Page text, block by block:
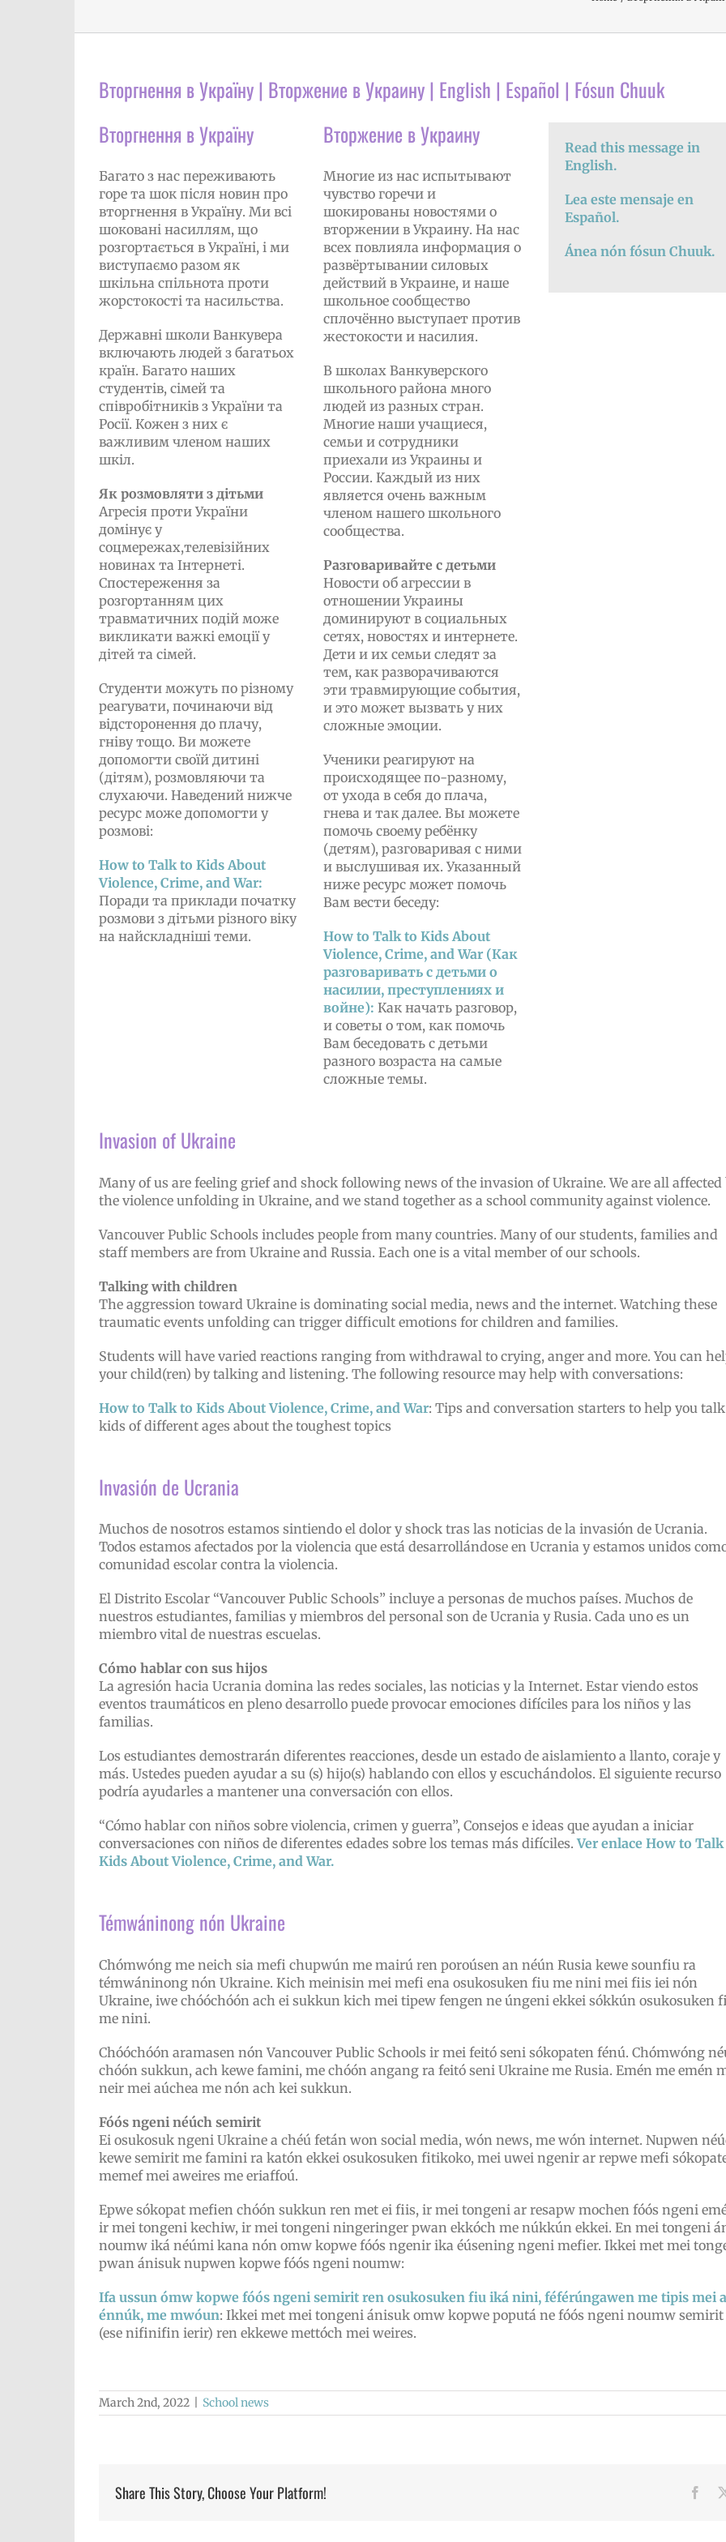
Вторгнення в Україну | Вторжение в Украину | English | Español | Fósun Chuuk
Вторгнення в Україну
Багато з нас переживають
горе та шок після новин про
вторгнення в Україну. Ми всі
шоковані насиллям, що
розгортається в Україні, і ми
виступаємо разом як
шкільна спільнота проти
жорстокості та насильства.
Державні школи Ванкувера
включають людей з багатьох
країн. Багато наших
студентів, сімей та
співробітників з України та
Росії. Кожен з них є
важливим членом наших
шкiл.
Як розмовляти з дітьми
Агресія проти України
домінує у
соцмережах,телевізійних
новинах та Інтернеті.
Спостереження за
розгортанням цих
травматичних подій може
викликати важкі емоції у
дітей та сімей.
Студенти можуть по різному
реагувати, починаючи від
відсторонення до плачу,
гніву тощо. Ви можете
допомогти своїй дитині
(дітям), розмовляючи та
слухаючи. Наведений нижче
ресурс може допомогти у
розмові:
How to Talk to Kids About
Violence, Crime, and War:
Поради та приклади початку
розмови з дітьми різного віку
на найскладніші теми.
Вторжение в Украину
Многие из нас испытывают
чувство горечи и
шокированы новостями о
вторжении в Украину. На нас
всех повлияла информация о
развёртывании силовых
действий в Украине, и наше
школьное сообщество
сплочённо выступает против
жестокости и насилия.
В школах Ванкуверского
школьного района много
людей из разных стран.
Многие наши учащиеся,
семьи и сотрудники
приехали из Украины и
России. Каждый из них
является очень важным
членом нашего школьного
сообщества.
Разговаривайте с детьми
Новости об агрессии в
отношении Украины
доминируют в социальных
сетях, новостях и интернете.
Дети и их семьи следят за
тем, как разворачиваются
эти травмирующие события,
и это может вызвать у них
сложные эмоции.
Ученики реагируют на
происходящее по-разному,
от ухода в себя до плача,
гнева и так далее. Вы можете
помочь своему ребёнку
(детям), разговаривая с ними
и выслушивая их. Указанный
ниже ресурс может помочь
Вам вести беседу:
How to Talk to Kids About
Violence, Crime, and War (Как
разговаривать с детьми о
насилии, преступлениях и
войне): Как начать разговор,
и советы о том, как помочь
Вам беседовать с детьми
разного возраста на самые
сложные темы.
Read this message in
English.
Lea este mensaje en
Español.
Ánea nón fósun Chuuk.
Invasion of Ukraine
Many of us are feeling grief and shock following news of the invasion of Ukraine. We are all affected
the violence unfolding in Ukraine, and we stand together as a school community against violence.
Vancouver Public Schools includes people from many countries. Many of our students, families and
staff members are from Ukraine and Russia. Each one is a vital member of our schools.
Talking with children
The aggression toward Ukraine is dominating social media, news and the internet. Watching these
traumatic events unfolding can trigger difficult emotions for children and families.
Students will have varied reactions ranging from withdrawal to crying, anger and more. You can
your child(ren) by talking and listening. The following resource may help with conversations:
How to Talk to Kids About Violence, Crime, and War: Tips and conversation starters to help you
kids of different ages about the toughest topics
Invasión de Ucrania
Muchos de nosotros estamos sintiendo el dolor y shock tras las noticias de la invasión de Ucrania.
Todos estamos afectados por la violencia que está desarrollándose en Ucrania y estamos unidos
comunidad escolar contra la violencia.
El Distrito Escolar “Vancouver Public Schools” incluye a personas de muchos países. Muchos de
nuestros estudiantes, familias y miembros del personal son de Ucrania y Rusia. Cada uno es un
miembro vital de nuestras escuelas.
Cómo hablar con sus hijos
La agresión hacia Ucrania domina las redes sociales, las noticias y la Internet. Estar viendo estos
eventos traumáticos en pleno desarrollo puede provocar emociones difíciles para los niños y las
familias.
Los estudiantes demostrarán diferentes reacciones, desde un estado de aislamiento a llanto, coraje y
más. Ustedes pueden ayudar a su (s) hijo(s) hablando con ellos y escuchándolos. El siguiente recurso
podría ayudarles a mantener una conversación con ellos.
“Cómo hablar con niños sobre violencia, crimen y guerra”, Consejos e ideas que ayudan a iniciar
conversaciones con niños de diferentes edades sobre los temas más difíciles.Ver enlace How to
Kids About Violence, Crime, and War.
Témwáninong nón Ukraine
Chómwóng me neich sia mefi chupwún me mairú ren poroúsen an néún Rusia kewe sounfiu ra
témwáninong nón Ukraine. Kich meinisin mei mefi ena osukosuken fiu me nini mei fiis iei nón
Ukraine, iwe chóóchóón ach ei sukkun kich mei tipew fengen ne úngeni ekkei sókkún osukosuken
me nini.
Chóóchóón aramasen nón Vancouver Public Schools ir mei feitó seni sókopaten fénú. Chómwóng
chóón sukkun, ach kewe famini, me chóón angang ra feitó seni Ukraine me Rusia. Emén me emén
neir mei aúchea me nón ach kei sukkun.
Fóós ngeni néúch semirit
Ei osukosuk ngeni Ukraine a chéú fetán won social media, wón news, me wón internet. Nupwen
kewe semirit me famini ra katón ekkei osukosuken fitikoko, mei uwei ngenir ar repwe mefi
memef mei aweires me eriaffoú.
Epwe sókopat mefien chóón sukkun ren met ei fiis, ir mei tongeni ar resapw mochen fóós ngeni
ir mei tongeni kechiw, ir mei tongeni ningeringer pwan ekkóch me núkkún ekkei. En mei tongeni
noumw iká néúmi kana nón omw kopwe fóós ngenir ika éúsening ngeni mefier. Ikkei met mei
pwan ánisuk nupwen kopwe fóós ngeni noumw:
Ifa ussun ómw kopwe fóós ngeni semirit ren osukosuken fiu iká nini, féférúngawen me tipis mei
énnúk, me mwóun: Ikkei met mei tongeni ánisuk omw kopwe poputá ne fóós ngeni noumw semirit
(ese nifinifin ierir) ren ekkewe mettóch mei weires.
March 2nd, 2022 School news
Share This Story, Choose Your Platform!